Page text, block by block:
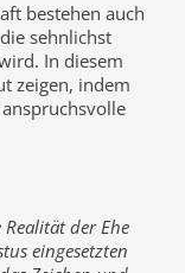
bestehen auch
sehnlichst
In diesem
zeigen, indem
der Ehe
eingesetzten